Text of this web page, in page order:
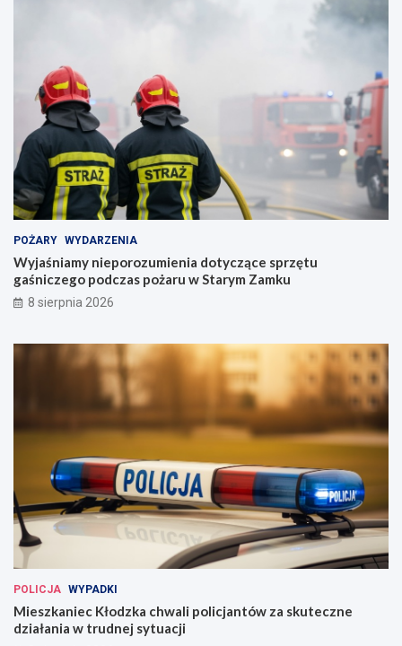
POŻARY WYDARZENIA
Wyjaśniamy nieporozumienia dotyczące sprzętu
gaśniczego podczas pożaru w Starym Zamku
8 sierpnia 2026
POLICJA WYPADKI
Mieszkaniec Kłodzka chwali policjantów za skuteczne
działania w trudnej sytuacji